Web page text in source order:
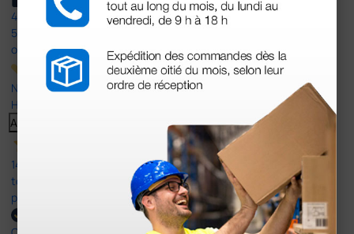
4,4
597
opiniones
Nuestras reseñas de 4 y 5 estrellas.
Haga clic aquí para leerlos todos >
Anterior
14 Jul 2026
todo correcto. podria señalar que un poco caro los portes y el
plazo de entrega se alarga.